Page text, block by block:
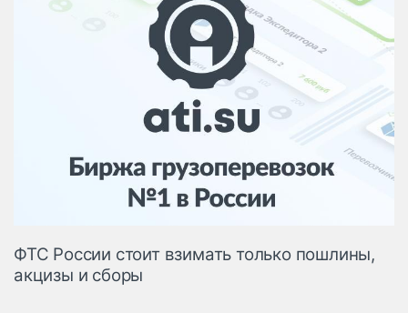
ЭДО, ИТ в
логистике
Дороги,
инфраструктура
Логистика, грузы
Негабаритные и
опасные грузы
Безопасность и
Таможня и ВЭД
ФТС России стоит взимать только пошлины,
акцизы и сборы